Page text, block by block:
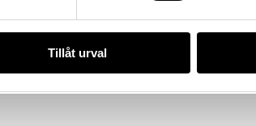
Tillåt urval